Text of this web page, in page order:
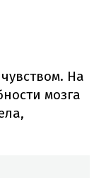
На
мозга